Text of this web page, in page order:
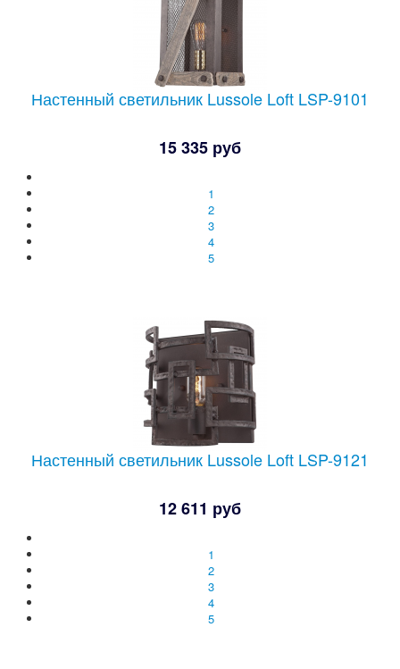
Настенный светильник Lussole Loft LSP-9101
15 335 руб
1
2
3
4
5
Настенный светильник Lussole Loft LSP-9121
12 611 руб
1
2
3
4
5